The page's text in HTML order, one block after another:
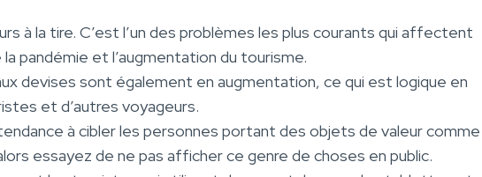
à la tire. C’est l’un des problèmes les plus courants qui affectent
pandémie et l’augmentation du tourisme.
devises sont également en augmentation, ce qui est logique en
et d’autres voyageurs.
à cibler les personnes portant des objets de valeur comme
essayez de ne pas afficher ce genre de choses en public.